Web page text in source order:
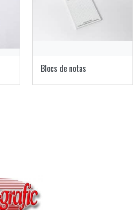
Blocs de notas